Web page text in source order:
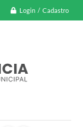
Login / Cadastro